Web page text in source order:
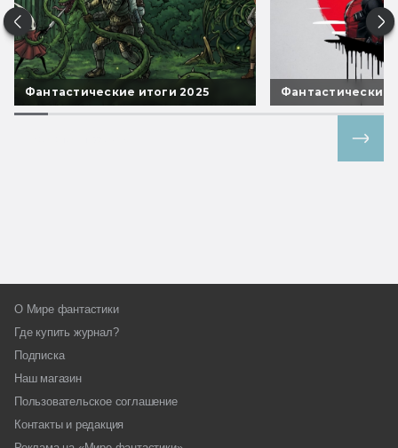
Фантастические итоги 2025 Фантастические
О Мире фантастики
Где купить журнал?
Подписка
Наш магазин
Пользовательское соглашение
Контакты и редакция